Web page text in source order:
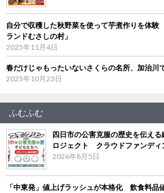
自分で収穫した秋野菜を使って芋煮作りを体
ランドむさしの村」
2025年11月4日
春だけじゃもったいないさくらの名所、加治川
2025年10月23日
ふむふむ
四日市の公害克服の歴史を伝え
ロジェクト クラウドファンディ
2026年8月5日
「中東発」値上げラッシュが本格化 飲食料品